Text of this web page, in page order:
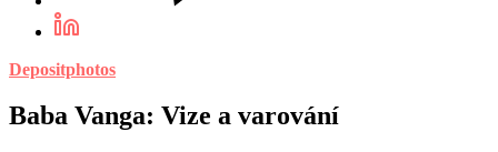
Depositphotos
Baba Vanga: Vize a varování